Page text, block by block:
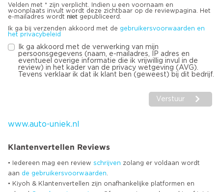
Velden met * zijn verplicht. Indien u een voornaam en
woonplaats invult wordt deze zichtbaar op de reviewpagina. Het
e-mailadres wordt niet gepubliceerd.
Ik ga bij verzenden akkoord met de gebruikersvoorwaarden en
het privacybeleid
Ik ga akkoord met de verwerking van mijn
persoonsgegevens (naam, e-mailadres, IP adres en
eventueel overige informatie die ik vrijwillig invul in de
review) in het kader van de privacy wetgeving (AVG).
Tevens verklaar ik dat ik klant ben (geweest) bij dit bedrijf.
Verstuur
www.auto-uniek.nl
Klantenvertellen Reviews
• Iedereen mag een review schrijven zolang er voldaan wordt
aan de gebruikersvoorwaarden
• Kiyoh & Klantenvertellen zijn onafhankelijke platformen en